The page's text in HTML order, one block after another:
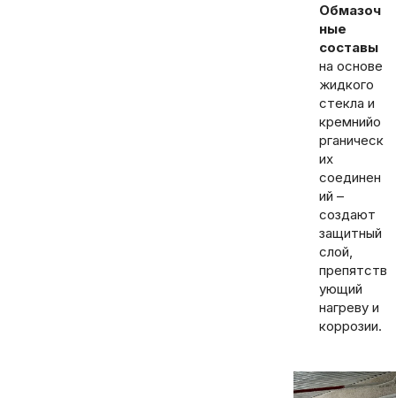
Обмазоч
ные
составы
на основе
жидкого
стекла и
кремнийо
рганическ
их
соединен
ий –
создают
защитный
слой,
препятств
ующий
нагреву и
коррозии.